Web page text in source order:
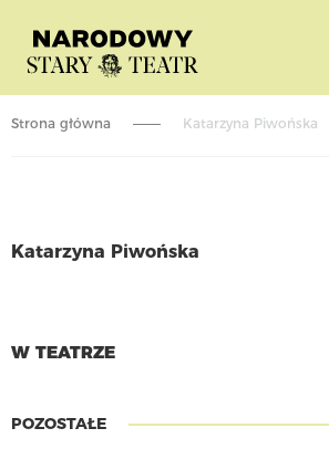
Strona główna Katarzyna Piwońska
Katarzyna Piwońska
CZYTAJ WIĘCEJ
W TEATRZE
POZOSTAŁE